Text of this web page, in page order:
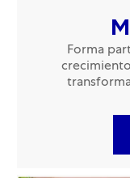
Forma